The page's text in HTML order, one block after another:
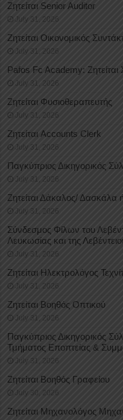
Ζητείται Senior Auditor
July 31, 2026
Ζητείται Οικονομικός
July 31, 2026
Pafos Fc Academy:
July 31, 2026
Ζητείται Φυσιοθεραπευτής
July 31, 2026
Ζητείται Accounts Clerk
July 31, 2026
Παγκύπριος Δικηγορικός
July 31, 2026
Ζητείται Δάκαλος/ Δασκάλα
July 31, 2026
Σύνδεσμος Φίλων του
Λευκωσίας και της
July 31, 2026
Ζητείται Ηλεκτρολόγος
July 31, 2026
Ζητείται Βοηθός Οπτικού
July 31, 2026
Παγκύπριος Δικηγορικός
Τμήματος Εποπτείας &
July 31, 2026
Ζητείται Βοηθός Γραφείου
July 30, 2026
Ζητείται Μηχανολόγος